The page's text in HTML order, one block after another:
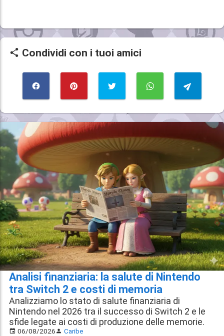
Condividi con i tuoi amici
Analisi finanziaria: la salute di Nintendo
tra Switch 2 e costi di memoria
Analizziamo lo stato di salute finanziaria di
Nintendo nel 2026 tra il successo di Switch 2 e le
sfide legate ai costi di produzione delle memorie.
06/08/2026 Caribe